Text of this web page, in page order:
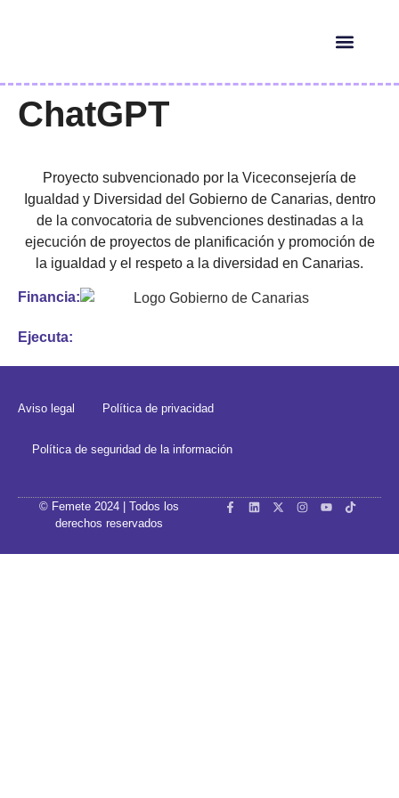
ChatGPT
Proyecto subvencionado por la Viceconsejería de
Igualdad y Diversidad del Gobierno de Canarias, dentro
de la convocatoria de subvenciones destinadas a la
ejecución de proyectos de planificación y promoción de
la igualdad y el respeto a la diversidad en Canarias.
Financia:
Ejecuta:
Aviso legal Política de privacidad
Política de seguridad de la información
© Femete 2024 | Todos los
derechos reservados